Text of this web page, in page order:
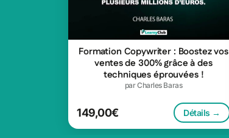
Formation Copywriter : Boostez vos
ventes de 300% grâce à des
techniques éprouvées !
par Charles Baras
149,00€ Détails →